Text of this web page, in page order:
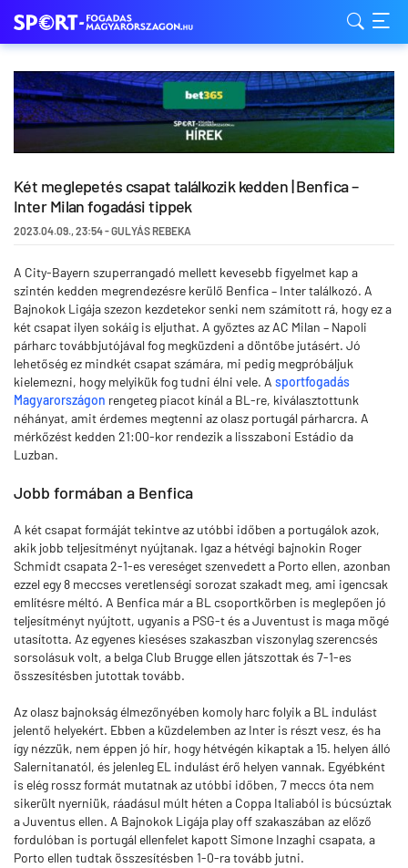
Két meglepetés csapat találkozik kedden | Benfica –
Inter Milan fogadási tippek
2023.04.09.,23:54-GULYÁS REBEKA
A City-Bayern szuperrangadó mellett kevesebb figyelmet kap a
szintén kedden megrendezésre kerülő Benfica – Inter találkozó. A
Bajnokok Ligája szezon kezdetekor senki nem számított rá, hogy ez a
két csapat ilyen sokáig is eljuthat. A győztes az AC Milan – Napoli
párharc továbbjutójával fog megküzdeni a döntőbe jutásért. Jó
lehetőség ez mindkét csapat számára, mi pedig megpróbáljuk
kielemezni, hogy melyikük fog tudni élni vele. A sportfogadás
Magyarországon rengeteg piacot kínál a BL-re, kiválasztottunk
néhányat, amit érdemes megtenni az olasz portugál párharcra. A
mérkőzést kedden 21:00-kor rendezik a lisszaboni Estádio da
Luzban.
Jobb formában a Benfica
A két csapat formáját tekintve az utóbbi időben a portugálok azok,
akik jobb teljesítményt nyújtanak. Igaz a hétvégi bajnokin Roger
Schmidt csapata 2-1-es vereséget szenvedett a Porto ellen, azonban
ezzel egy 8 meccses veretlenségi sorozat szakadt meg, ami igencsak
említésre méltó. A Benfica már a BL csoportkörben is meglepően jó
teljesítményt nyújtott, ugyanis a PSG-t és a Juventust is maga mögé
utasította. Az egyenes kieséses szakaszban viszonylag szerencsés
sorsolásuk volt, a belga Club Brugge ellen játszottak és 7-1-es
összesítésben jutottak tovább.
Az olasz bajnokság élmezőnyében komoly harc folyik a BL indulást
jelentő helyekért. Ebben a küzdelemben az Inter is részt vesz, és ha
így nézzük, nem éppen jó hír, hogy hétvégén kikaptak a 15. helyen álló
Salernitanatól, és jelenleg EL indulást érő helyen vannak. Egyébként
is elég rossz formát mutatnak az utóbbi időben, 7 meccs óta nem
sikerült nyerniük, ráadásul múlt héten a Coppa Italiaból is búcsúztak
a Juventus ellen. A Bajnokok Ligája play off szakaszában az előző
fordulóban is portugál ellenfelet kapott Simone Inzaghi csapata, a
Porto ellen tudtak összesítésben 1-0-ra tovább jutni.